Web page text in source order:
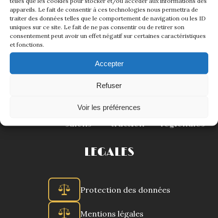
appareils. Le fait de consentir à ces technologies nous permettra de
traiter des données telles que le comportement de navigation ou les ID
uniques sur ce site. Le fait de ne pas consentir ou de retirer son
consentement peut avoir un effet négatif sur certaines caractéristiques
et fonctions.
Accepter
Refuser
Voir les préférences
Notre local
Les pièces
Liens
La Revue
Les salons
La traction
La Traction des
membres
Présentation 15 six
Evolution 7 et 11 -
LA TRACTION UNIVERSELLE
Agenda Evènements
salons
traction
régionales
LEGALES
Protection des données
Mentions légales